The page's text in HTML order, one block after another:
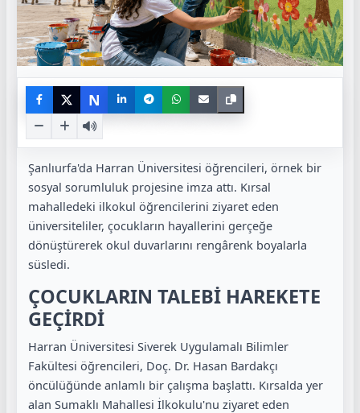
N
Şanlıurfa'da Harran Üniversitesi öğrencileri, örnek bir
sosyal sorumluluk projesine imza attı. Kırsal
mahalledeki ilkokul öğrencilerini ziyaret eden
üniversiteliler, çocukların hayallerini gerçeğe
dönüştürerek okul duvarlarını rengârenk boyalarla
süsledi.
ÇOCUKLARIN TALEBİ HAREKETE
GEÇİRDİ
Harran Üniversitesi Siverek Uygulamalı Bilimler
Fakültesi öğrencileri, Doç. Dr. Hasan Bardakçı
öncülüğünde anlamlı bir çalışma başlattı. Kırsalda yer
alan Sumaklı Mahallesi İlkokulu'nu ziyaret eden